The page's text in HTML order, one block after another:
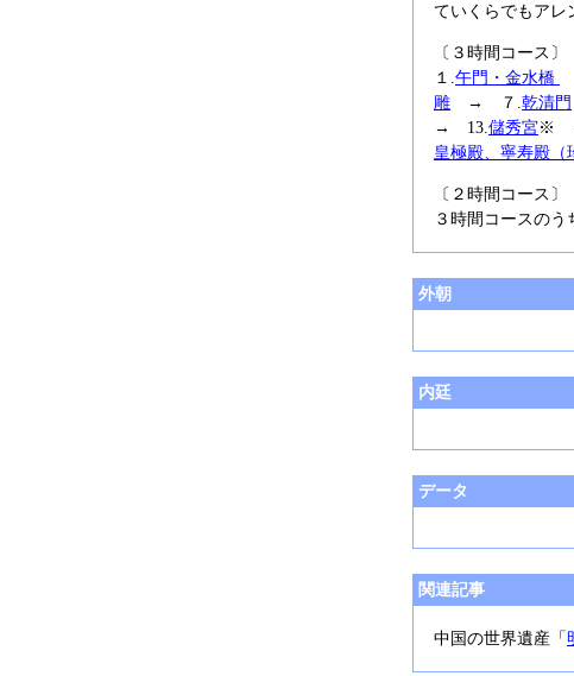
ていくらでもアレ
〔３時間コース〕
１. 午門・金水橋
雕 → ７. 乾清門
→ 13. 儲秀宮※
皇極殿、寧寿殿（
〔２時間コース〕
３時間コースの
外朝
内廷
データ
関連記事
中国の世界遺産「